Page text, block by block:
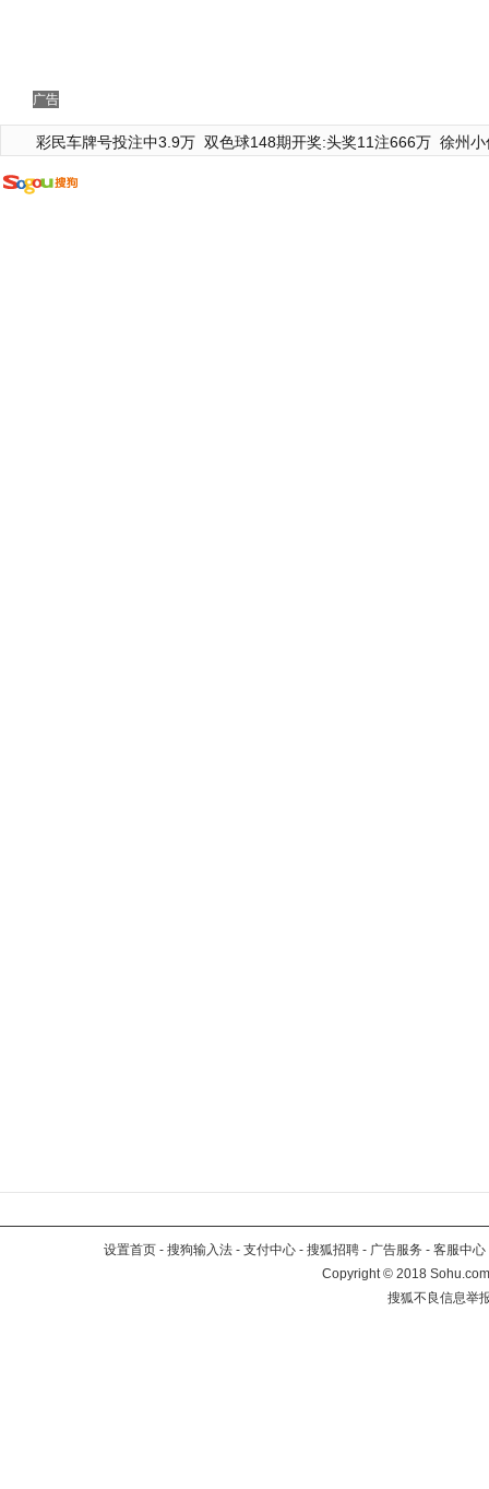
广告
彩民车牌号投注中3.9万 双色球148期开奖:头奖11注666万 徐州
设置首页 - 搜狗输入法 - 支付中心 - 搜狐招聘 - 广告服务 - 客服中心
Copyright©2018
搜狐不良信息举